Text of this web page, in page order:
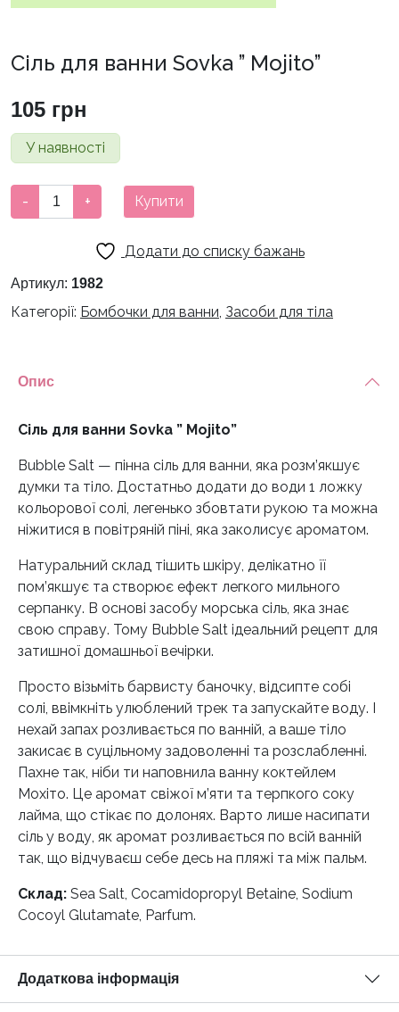
Сіль для ванни Sovka ” Mojito”
105 грн
У наявності
для
"
кількість
- + Купити
Додати до списку бажань
Артикул: 1982
Категорії: Бомбочки для ванни, Засоби для тіла
Опис
Сіль для ванни Sovka ” Mojito”
Bubble Salt — пінна сіль для ванни, яка розм’якшує
думки та тіло. Достатньо додати до води 1 ложку
кольорової солі, легенько збовтати рукою та можна
ніжитися в повітряній піні, яка заколисує ароматом.
Натуральний склад тішить шкіру, делікатно її
пом’якшує та створює ефект легкого мильного
серпанку. В основі засобу морська сіль, яка знає
свою справу. Тому Bubble Salt ідеальний рецепт для
затишної домашньої вечірки.
Просто візьміть барвисту баночку, відсипте собі
солі, ввімкніть улюблений трек та запускайте воду. І
нехай запах розливається по ванній, а ваше тіло
закисає в суцільному задоволенні та розслабленні.
Пахне так, ніби ти наповнила ванну коктейлем
Мохіто. Це аромат свіжої м’яти та терпкого соку
лайма, що стікає по долонях. Варто лише насипати
сіль у воду, як аромат розливається по всій ванній
так, що відчуваєш себе десь на пляжі та між пальм.
Склад: Sea Salt, Cocamidopropyl Betaine, Sodium
Cocoyl Glutamate, Parfum.
Додаткова інформація